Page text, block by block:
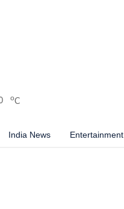
oC
India News Entertainment